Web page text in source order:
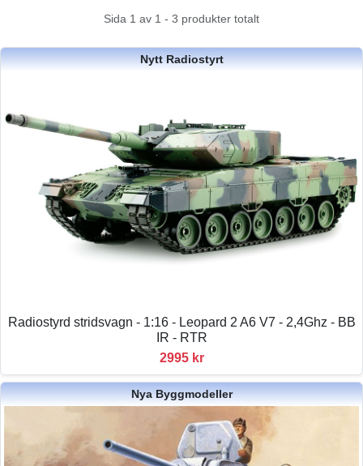
Sida 1 av 1 - 3 produkter totalt
Nytt Radiostyrt
Radiostyrd stridsvagn - 1:16 - Leopard 2 A6 V7 - 2,4Ghz - BB
IR - RTR
2995 kr
Nya Byggmodeller